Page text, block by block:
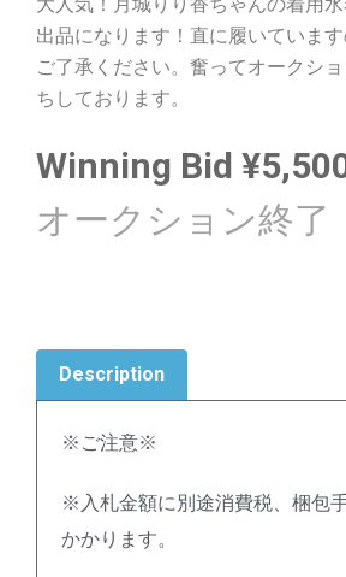
出品になります！直に履いていま
ご了承ください。奮ってオークシ
ちしております。
Winning Bid ¥
Description
※ご注意※
※入札金額に別途消費税、梱包
かかります。